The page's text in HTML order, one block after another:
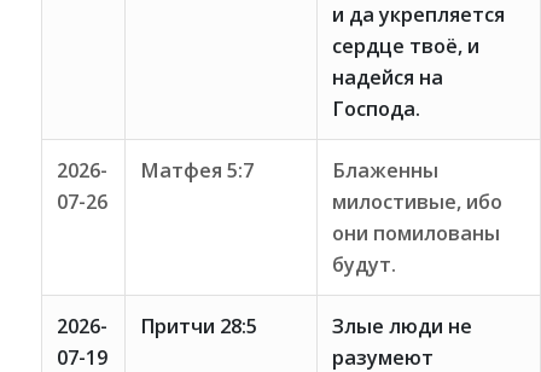
и да укрепляется
сердце твоё, и
надейся на
Господа.
2026-
07-26
Матфея 5:7
Блаженны
милостивые, ибо
они помилованы
будут.
2026-
07-19
Притчи 28:5
Злые люди не
разумеют